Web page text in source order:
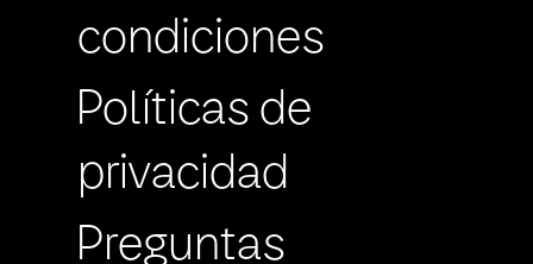
condiciones
Políticas de
privacidad
Preguntas